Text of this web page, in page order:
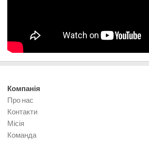
Компанія
Про нас
Контакти
Місія
Команда